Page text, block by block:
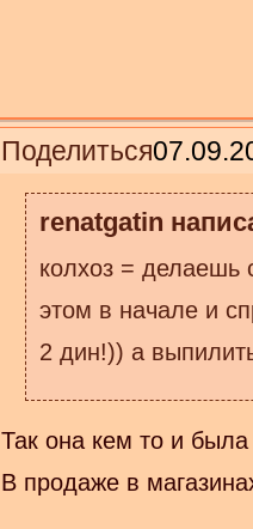
Поделиться
renatgatin
колхоз = делаешь
этом в начале и
2 дин!)) а
Так она кем то и
В продаже в